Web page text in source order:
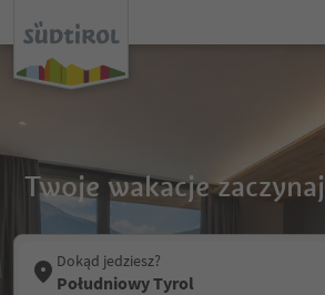
Twoje wakacje
Dokąd jedziesz?
Południowy Tyrol